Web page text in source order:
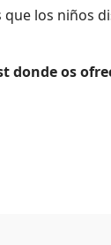
los niños
donde os